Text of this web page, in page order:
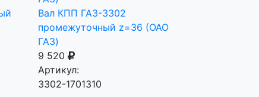
Вал КПП ГАЗ-3302
промежуточный z=36 (ОАО
ГАЗ)
9 520
Артикул:
3302-1701310